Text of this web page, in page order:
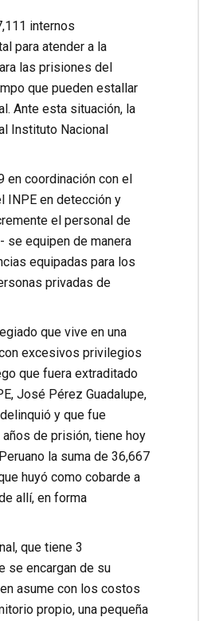
internos
para atender a la
las prisiones del
que pueden estallar
Ante esta situación, la
Instituto Nacional
en coordinación con el
INPE en detección y
el personal de
se equipen de manera
equipadas para los
privadas de
que vive en una
excesivos privilegios
que fuera extraditado
José Pérez Guadalupe,
y que fue
de prisión, tiene hoy
la suma de 36,667
huyó como cobarde a
allí, en forma
que tiene 3
se encargan de su
asume con los costos
propio, una pequeña